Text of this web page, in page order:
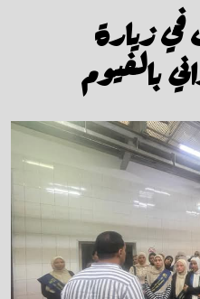
زيارة
بالفيوم